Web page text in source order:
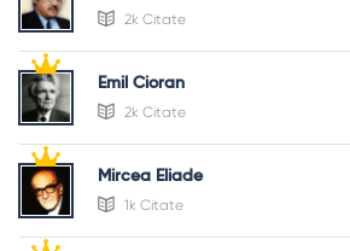
2k Citate
Emil Cioran
2k Citate
Mircea Eliade
1k Citate